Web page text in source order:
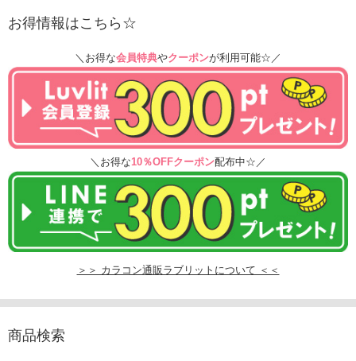
お得情報はこちら☆
＼お得な会員特典やクーポンが利用可能☆／
＼お得な10％OFFクーポン配布中☆／
＞＞ カラコン通販ラブリットについて ＜＜
商品検索